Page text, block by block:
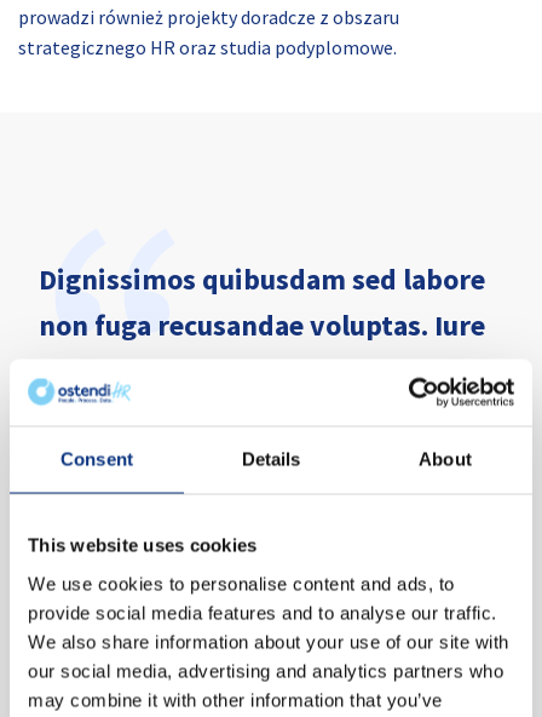
Consent Details About
This website uses cookies
We use cookies to personalise content and ads, to
provide social media features and to analyse our traffic.
We also share information about your use of our site with
our social media, advertising and analytics partners who
may combine it with other information that you’ve
prowadzi również projekty doradcze z obszaru
strategicznego HR oraz studia podyplomowe.
Dignissimos quibusdam sed labore
non fuga recusandae voluptas. Iure
vitae veritatis aut molestiae. Nisi
necessitatibus. Aut officia alias
odio tenetur fuga. Sunt eligendi
dolores quis occaecati dignissimos
maiores dolorem voluptatem. Fugit
rem veritatis.